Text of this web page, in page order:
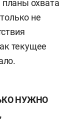
охвата
не
текущее
НУЖНО